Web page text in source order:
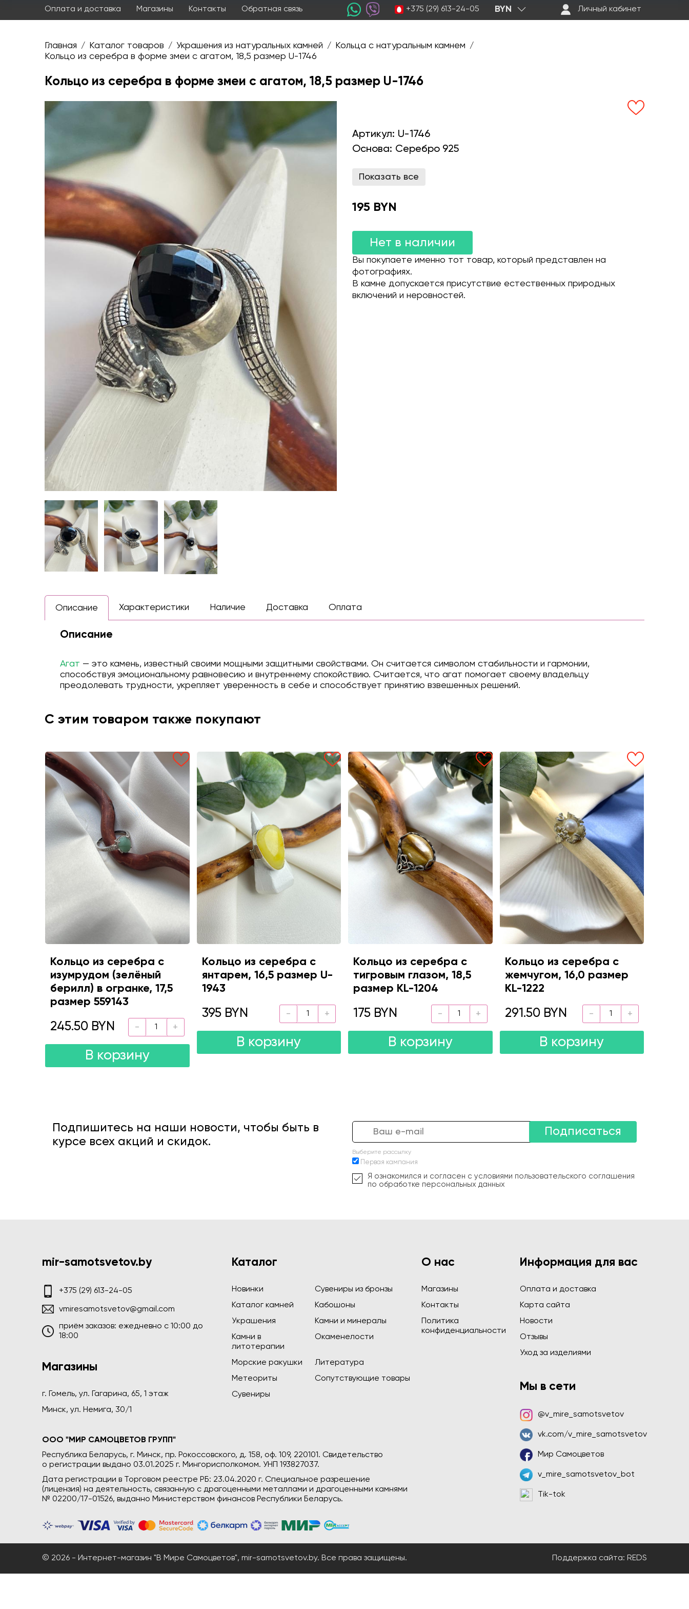
Оплата и доставка Магазины Контакты Обратная связь +375 (29) 613-24-05 BYN Личный кабинет
Главная / Каталог товаров / Украшения из натуральных камней / Кольца с натуральным камнем /
Кольцо из серебра в форме змеи с агатом, 18,5 размер U-1746
Кольцо из серебра в форме змеи с агатом, 18,5 размер U-1746
Артикул: U-1746
Основа: Серебро 925
Показать все
195 BYN
Нет в наличии
Вы покупаете именно тот товар, который представлен на
фотографиях.
В камне допускается присутствие естественных природных
включений и неровностей.
Описание Характеристики Наличие Доставка Оплата
Описание
Агат — это камень, известный своими мощными защитными свойствами. Он считается символом стабильности и гармонии,
способствуя эмоциональному равновесию и внутреннему спокойствию. Считается, что агат помогает своему владельцу
преодолевать трудности, укрепляет уверенность в себе и способствует принятию взвешенных решений.
С этим товаром также покупают
Кольцо из серебра с
изумрудом (зелёный
берилл) в огранке, 17,5
размер 559143
245.50 BYN
В корзину
Кольцо из серебра с
янтарем, 16,5 размер U-
1943
395 BYN
В корзину
Кольцо из серебра с
тигровым глазом, 18,5
размер KL-1204
175 BYN
В корзину
Кольцо из серебра с
жемчугом, 16,0 размер
KL-1222
291.50 BYN
В корзину
Подпишитесь на наши новости, чтобы быть в
курсе всех акций и скидок.
Подписаться
Выберите рассылку
Первая кампания
Я ознакомился и согласен с условиями пользовательского соглашения
по обработке персональных данных
mir-samotsvetov.by
+375 (29) 613-24-05
vmiresamotsvetov@gmail.com
приём заказов: ежедневно c 10:00 до
18:00
Магазины
г. Гомель, ул. Гагарина, 65, 1 этаж
Минск, ул. Немига, 30/1
Каталог
Новинки
Сувениры из бронзы
Каталог камней
Кабошоны
Украшения
Камни и минералы
Камни в
литотерапии
Окаменелости
Морские ракушки
Литература
Метеориты
Сопутствующие товары
Сувениры
ООО "МИР САМОЦВЕТОВ ГРУПП"
Республика Беларусь, г. Минск, пр. Рокоссовского, д. 158, оф. 109, 220101. Свидетельство
о регистрации выдано 03.01.2025 г. Мингорисполкомом. УНП 193827037.
Дата регистрации в Торговом реестре РБ: 23.04.2020 г. Специальное разрешение
(лицензия) на деятельность, связанную с драгоценными металлами и драгоценными камнями
№ 02200/17-01526, выданно Министерством финансов Республики Беларусь.
О нас
Магазины
Контакты
Политика
конфиденциальности
Информация для вас
Оплата и доставка
Карта сайта
Новости
Отзывы
Уход за изделиями
Мы в сети
@v_mire_samotsvetov
vk.com/v_mire_samotsvetov
Мир Самоцветов
v_mire_samotsvetov_bot
Tik-tok
© 2026 - Интернет-магазин "В Мире Самоцветов", mir-samotsvetov.by. Все права защищены. Поддержка сайта: REDS